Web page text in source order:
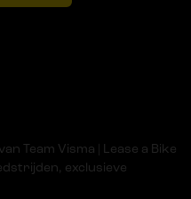
Team Visma | Lease a Bike
exclusieve